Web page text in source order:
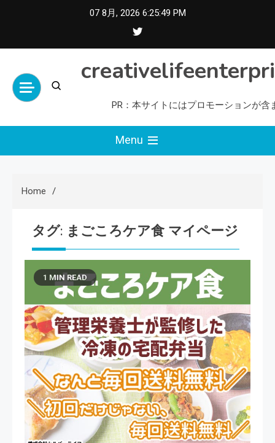
07 8月, 2026 6:25:50 PM
PR：本サイトにはプロモーションが含
Menu
Home
タグ: まごころケア食 マイページ
1 MIN READ